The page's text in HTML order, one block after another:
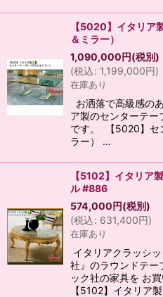
【5020】イタリア
＆ミラー）
1,090,000円(税別)
(税込: 1,199,000円)
在庫あり
お洒落で高級感の
ア製のセンターテ
です。 【5020】セ
ラー） …
【5102】イタリア
ル #886
574,000円(税別)
(税込: 631,400円)
在庫あり
イタリアクラッシ
社』のラウンドテー
ック社の家具を お
【5102】イタリア